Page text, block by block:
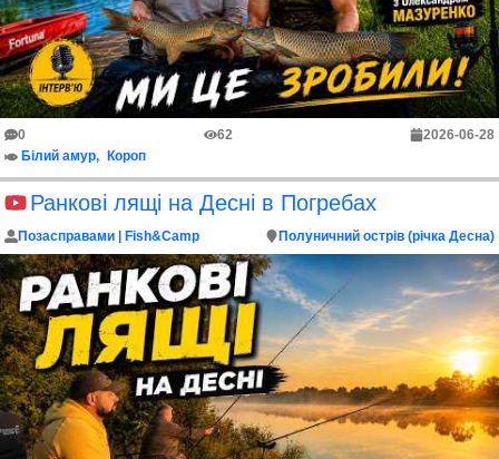
0 62
2026-06-28
Білий амур
Короп
Ранкові лящі на Десні в Погребах
Позасправами | Fish&Camp Полуничний острів (річка Десна)